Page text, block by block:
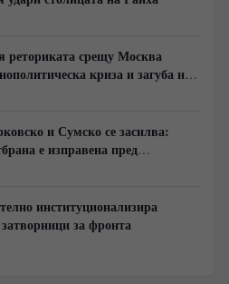
реториката срещу Москва
криза и загуба на
и Сумско се засилва:
е изправена пред
институционализира
за фронта